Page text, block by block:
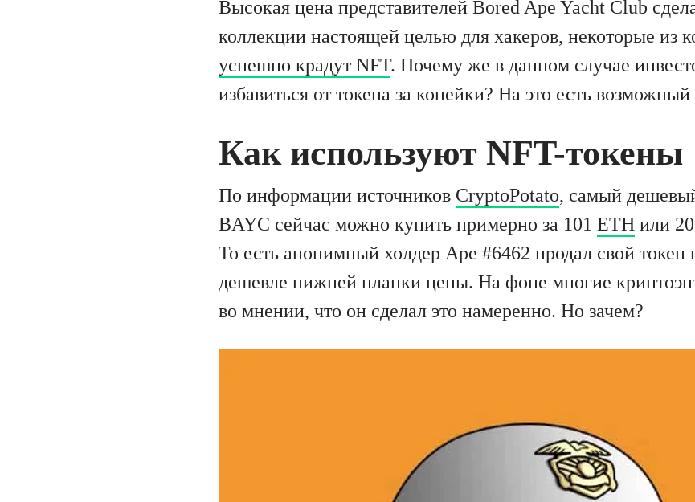
Высокая цена представителей Bored Ape Yacht Club
коллекции настоящей целью для хакеров, некоторые из
успешно крадут NFT. Почему же в данном случае
избавиться от токена за копейки? На это есть возможный
Как используют NFT-токены
По информации источников CryptoPotato, самый
BAYC сейчас можно купить примерно за 101 ETH или
То есть анонимный холдер Ape #6462 продал свой токен
дешевле нижней планки цены. На фоне многие
во мнении, что он сделал это намеренно. Но зачем?